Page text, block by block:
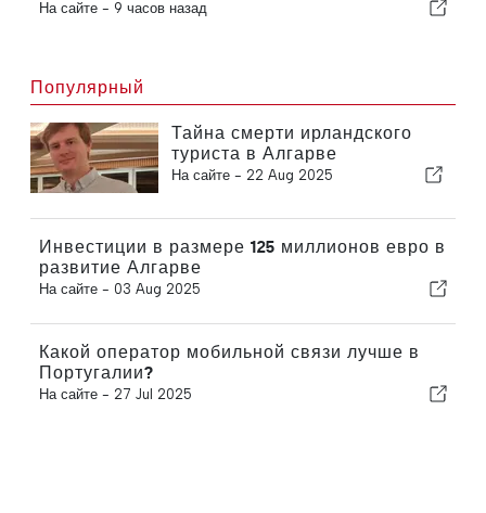
На сайте - 9 часов назад
Популярный
Тайна смерти ирландского
туриста в Алгарве
На сайте - 22 Aug 2025
Инвестиции в размере 125 миллионов евро в
развитие Алгарве
На сайте - 03 Aug 2025
Какой оператор мобильной связи лучше в
Португалии?
На сайте - 27 Jul 2025